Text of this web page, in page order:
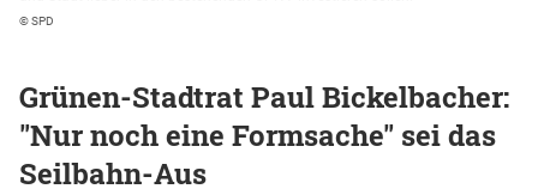
© SPD
Grünen-Stadtrat Paul Bickelbacher:
"Nur noch eine Formsache" sei das
Seilbahn-Aus